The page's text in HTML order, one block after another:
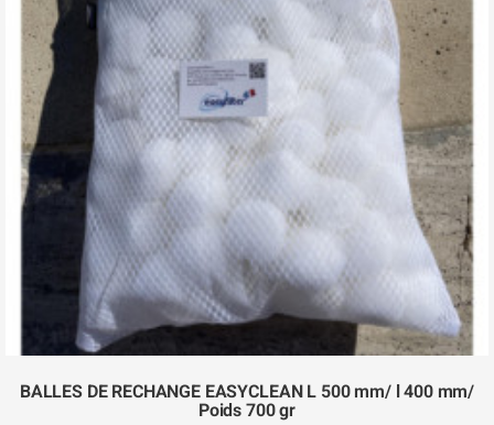
BALLES DE RECHANGE EASYCLEAN L 500 mm/ l 400 mm/
Poids 700 gr